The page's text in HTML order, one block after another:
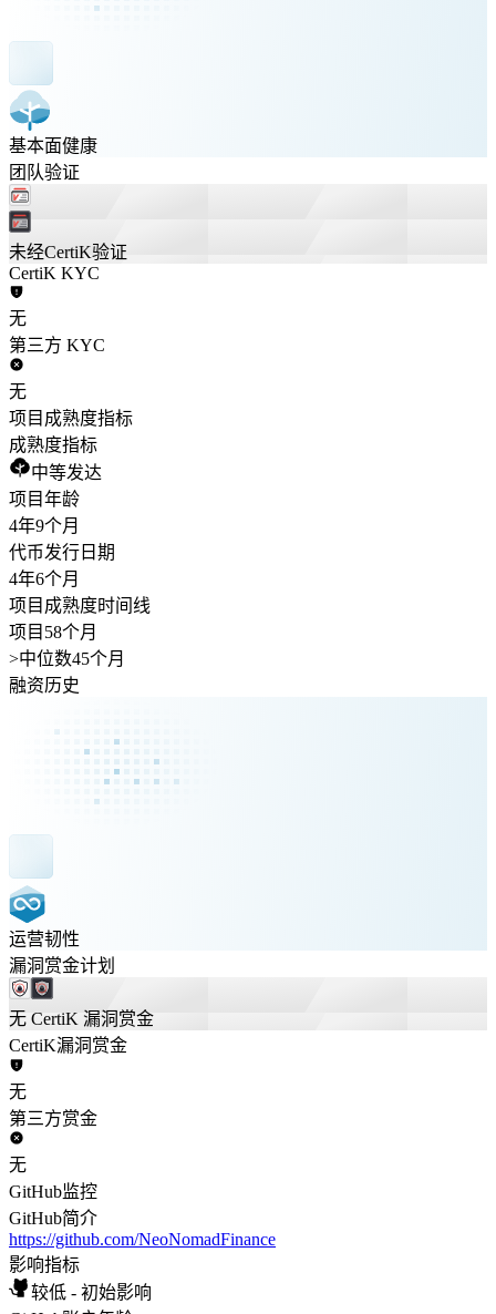
基本面健康
团队验证
未经CertiK验证
CertiK KYC
无
第三方 KYC
无
项目成熟度指标
成熟度指标
中等发达
项目年龄
4年9个月
代币发行日期
4年6个月
项目成熟度时间线
项目58个月
>中位数45个月
融资历史
运营韧性
漏洞赏金计划
无 CertiK 漏洞赏金
CertiK漏洞赏金
无
第三方赏金
无
GitHub监控
GitHub简介
https://github.com/NeoNomadFinance
影响指标
较低 - 初始影响